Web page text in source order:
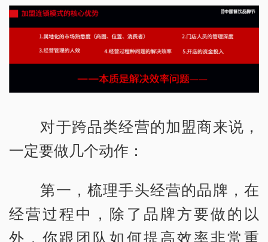
对于跨品类经营的加盟商来说，
一定要做几个动作：
第一，梳理手头经营的品牌，在
经营过程中，除了品牌方要做的以
外，你跟团队如何提高效率非常重